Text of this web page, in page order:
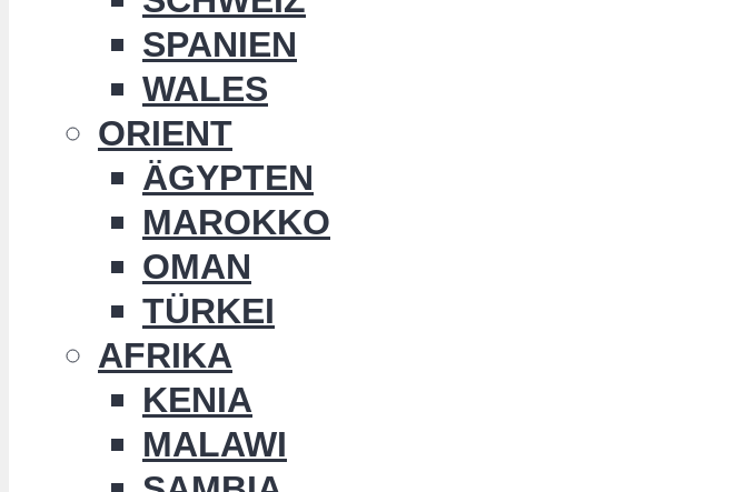
SPANIEN
WALES
ORIENT
ÄGYPTEN
MAROKKO
OMAN
TÜRKEI
AFRIKA
KENIA
MALAWI